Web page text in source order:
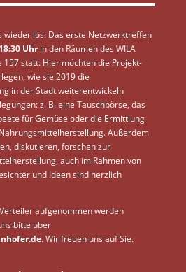
wieder los: Das erste Netzwerktreffen
18:30 Uhrin den Räumen des WILA
157 statt. Hier möchten die Projekt-
wie sie 2019 die
in der Stadt weiterentwickeln
z. B. eine Tauschbörse, das
für Gemüse oder die Ermittlung
Außerdem
diskutieren, forschen zur
auch im Rahmen von
und Ideen sind herzlich
aufgenommen werden
bitte über
. Wir freuen uns auf Sie.